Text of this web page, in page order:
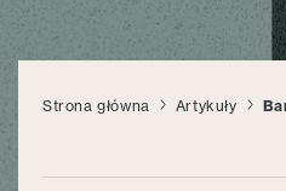
Strona główna Artykuły